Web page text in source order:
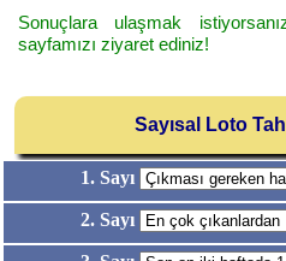
Sonuçlara ulaşmak
sayfamızı ziyaret ediniz!
Sayısal Loto
1. Sayı
2. Sayı